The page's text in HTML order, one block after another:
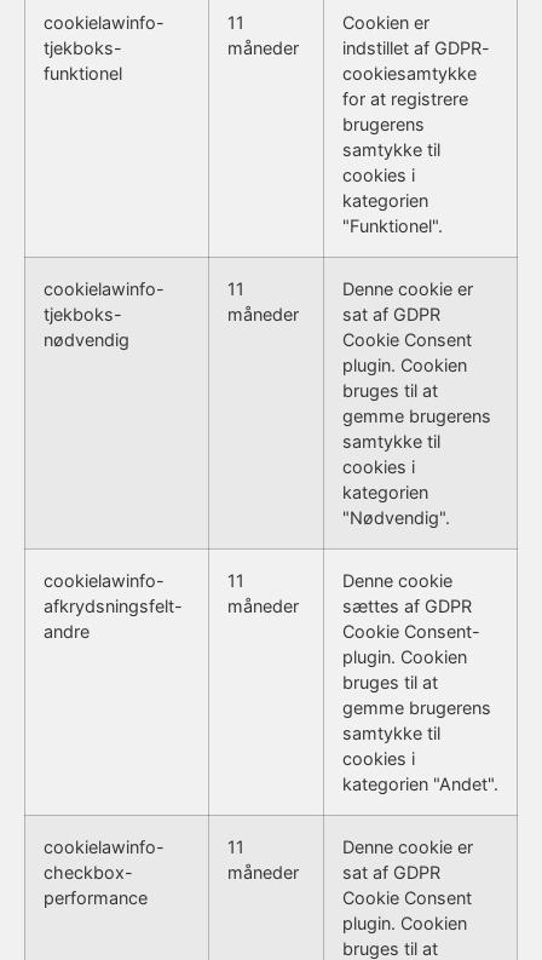
cookielawinfo-
tjekboks-
funktionel
11
måneder
Cookien er
indstillet af GDPR-
cookiesamtykke
for at registrere
brugerens
samtykke til
cookies i
kategorien
"Funktionel".
cookielawinfo-
tjekboks-
nødvendig
11
måneder
Denne cookie er
sat af GDPR
Cookie Consent
plugin. Cookien
bruges til at
gemme brugerens
samtykke til
cookies i
kategorien
"Nødvendig".
cookielawinfo-
afkrydsningsfelt-
andre
11
måneder
Denne cookie
sættes af GDPR
Cookie Consent-
plugin. Cookien
bruges til at
gemme brugerens
samtykke til
cookies i
kategorien "Andet".
cookielawinfo-
checkbox-
performance
11
måneder
Denne cookie er
sat af GDPR
Cookie Consent
plugin. Cookien
bruges til at